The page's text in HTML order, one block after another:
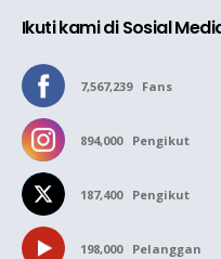
Ikuti kami di Sosial
7,567,239 Fans
894,000 Pengikut
187,400 Pengikut
198,000 Pelanggan